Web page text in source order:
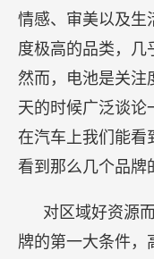
情感、审美以及生
度极高的品类，几
然而，电池是关注
天的时候广泛谈论
在汽车上我们能看
看到那么几个品牌
对区域好资源
牌的第一大条件，